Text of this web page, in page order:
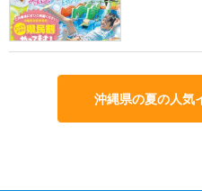
沖縄県の夏の人気